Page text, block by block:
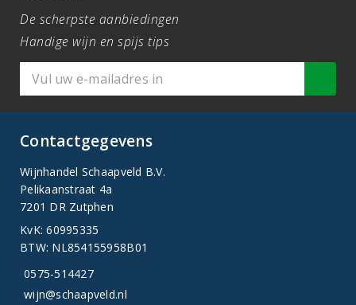
De scherpste aanbiedingen
Handige wijn en spijs tips
Contactgegevens
Wijnhandel Schaapveld B.V.
Pelikaanstraat 4a
7201 DR Zutphen
KvK: 60995335
BTW: NL854155958B01
0575-514427
wijn@schaapveld.nl